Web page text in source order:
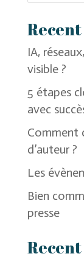
Recent
IA,
visible ?
5 étapes
avec
Comment
d’auteur ?
Les
Bien
presse